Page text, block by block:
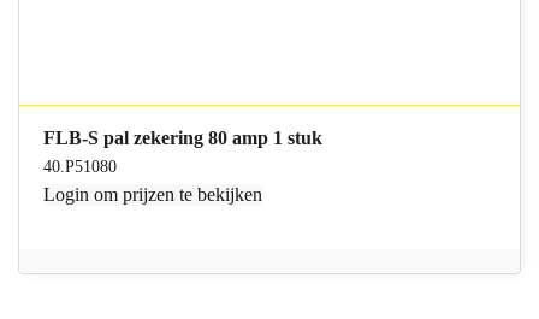
FLB-S pal zekering 80 amp 1 stuk
40.P51080
Login om prijzen te bekijken